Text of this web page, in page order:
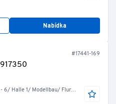
Nabídka
#17441-169
1/ Modellbau/ Flur vor Modellbau